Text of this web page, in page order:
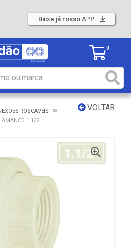
Baixe já nosso APP
0
VOLTAR
ROSCAVEIS
AMANCO 1.1/2